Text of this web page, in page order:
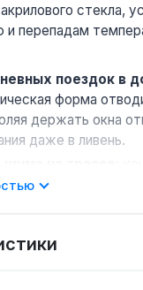
стекла,
и перепадам
поездок в
форма
держать окна
даже в ливень.
турбулентность
сверления: